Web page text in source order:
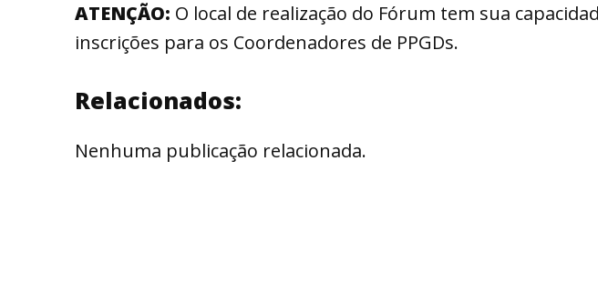
ATENÇÃO: O local de realização do Fórum tem sua
inscrições para os Coordenadores de PPGDs.
Relacionados:
Nenhuma publicação relacionada.